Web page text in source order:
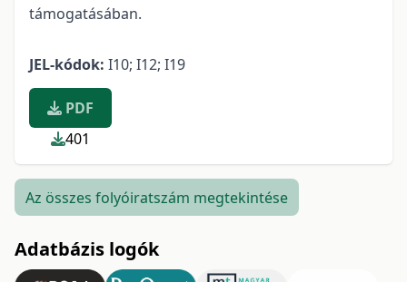
támogatásában.
JEL-kódok: I10; I12; I19
PDF
401
Az összes folyóiratszám megtekintése
Adatbázis logók